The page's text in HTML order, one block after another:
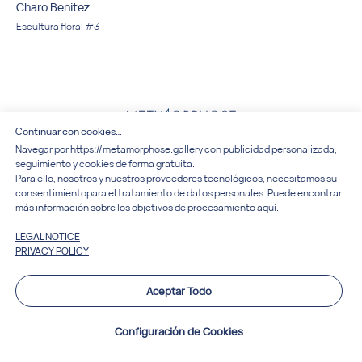
Charo Benitez
Escultura floral #3
Acerca de la galería
Eventos
Artistas
Aviso Legal
Continuar con cookies…
Navegar porhttps://metamorphose.gallery con publicidad personalizada,
seguimiento y cookies de forma gratuita.
Para ello, nosotros y nuestros proveedores tecnológicos, necesitamos su
consentimiento para el tratamiento de datos personales. Puede encontrar
más información sobre los objetivos de procesamiento aquí.
LEGAL NOTICE
PRIVACY POLICY
Aceptar Todo
Configuración de Cookies